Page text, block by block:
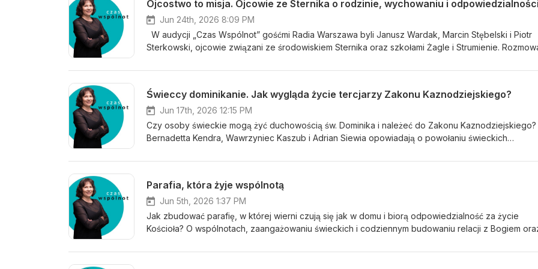
Ojcostwo to misja. Ojcowie ze Sternika o rodzinie, wychowaniu i odpowiedzialności
Jun 24th, 2026 8:09 PM
W audycji „Czas Wspólnot” gośćmi Radia Warszawa byli Janusz Wardak, Marcin Stębelski i Piotr
Sterkowski, ojcowie związani ze środowiskiem Sternika oraz szkołami Żagle i Strumienie.
która pomaga wzrastać całym rodzinom. Goście podkreślali, że ojcostwo wymaga
Świeccy dominikanie. Jak wygląda życie tercjarzy Zakonu Kaznodziejskiego?
Jun 17th, 2026 12:15 PM
Czy osoby świeckie mogą żyć duchowością św. Dominika i należeć do Zakonu Kaznodziejskiego?
Bernadetta Kendra, Wawrzyniec Kaszub i Adrian Siewia opowiadają o powołaniu świeckich
Parafia, która żyje wspólnotą
Jun 5th, 2026 1:37 PM
Jak zbudować parafię, w której wierni czują się jak w domu i biorą odpowiedzialność za życie
Kościoła? O wspólnotach, zaangażowaniu świeckich i codziennym budowaniu relacji z Bogiem